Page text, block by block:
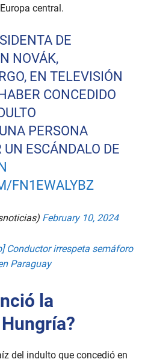
central.
DE
NOVÁK,
EN TELEVISIÓN
CONCEDIDO
PERSONA
ESCÁNDALO DE
FN1EWALYBZ
February 10, 2024
Conductor irrespeta semáforo
Paraguay
la
del indulto que concedió en